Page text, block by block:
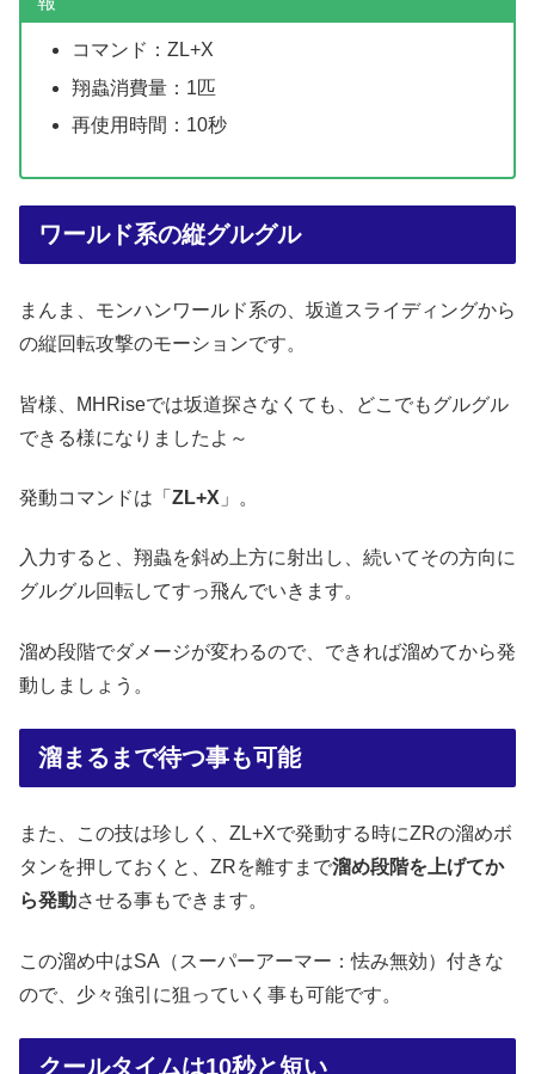
コマンド：ZL+X
翔蟲消費量：1匹
再使用時間：10秒
ワールド系の縦グルグル
まんま、モンハンワールド系の、坂道スライディングから
の縦回転攻撃のモーションです。
皆様、MHRiseでは坂道探さなくても、どこでもグルグル
できる様になりましたよ～
発動コマンドは「 ZL+X 」。
入力すると、翔蟲を斜め上方に射出し、続いてその方向に
グルグル回転してすっ飛んでいきます。
溜め段階でダメージが変わるので、できれば溜めてから発
動しましょう。
溜まるまで待つ事も可能
また、この技は珍しく、ZL+Xで発動する時にZRの溜めボ
タンを押しておくと、ZRを離すまで溜め段階を上げてか
ら発動させる事もできます。
この溜め中はSA（スーパーアーマー：怯み無効）付きな
ので、少々強引に狙っていく事も可能です。
クールタイムは10秒と短い